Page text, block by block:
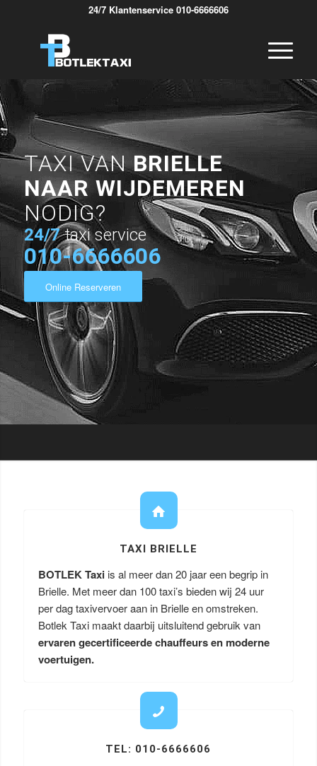
24/7 Klantenservice 010-6666606
TAXI VANBRIELLE
NAAR WIJDEMEREN
NODIG?
24/7 taxi service
010-6666606
Online Reserveren
TAXI BRIELLE
BOTLEK Taxi is al meer dan 20 jaar een begrip in
Brielle. Met meer dan 100 taxi’s bieden wij 24 uur
per dag taxivervoer aan in Brielle en omstreken.
Botlek Taxi maakt daarbij uitsluitend gebruik van
ervaren gecertificeerde chauffeurs en moderne
voertuigen.
TEL: 010-6666606